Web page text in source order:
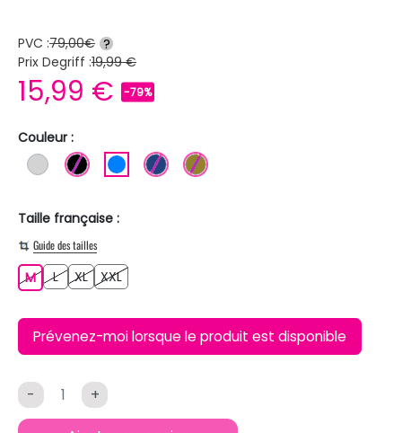
PVC :79,00€ ?
Prix Degriff :19,99 €
15,99 € -79%
Couleur :
GRIS CLAIR
NOIR BLEU BLEU FONCE
KAKI
Taille française :
Guide des tailles
MM LL XLXL XXLXXL
Prévenez-moi lorsque le produit est disponible
- +